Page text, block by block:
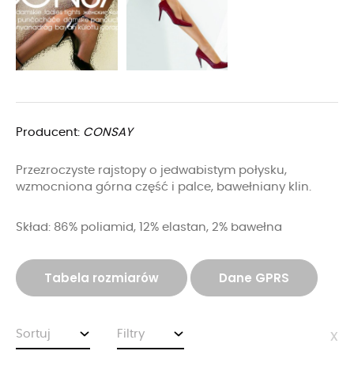
Producent: CONSAY
Przezroczyste rajstopy o jedwabistym połysku,
wzmocniona górna część i palce, bawełniany klin.
Skład: 86% poliamid, 12% elastan, 2% bawełna
Tabela rozmiarów Dane GPRS
Sortuj Filtry x